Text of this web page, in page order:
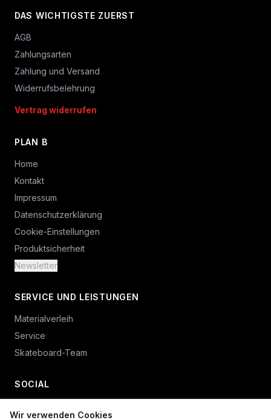
Wir verwenden Cookies
DAS WICHTIGSTE ZUERST
AGB
Zahlungsarten
Zahlung und Versand
Widerrufsbelehrung
Vertrag widerrufen
PLAN B
Home
Kontakt
Impressum
Datenschutzerklärung
Cookie-Einstellungen
Produktsicherheit
Newsletter
SERVICE UND LEISTUNGEN
Materialverleih
Service
Skateboard-Team
SOCIAL